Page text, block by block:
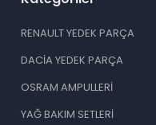
RENAULT YEDEK PARÇA
DACİA YEDEK PARÇA
OSRAM AMPULLERİ
YAĞ BAKIM SETLERİ